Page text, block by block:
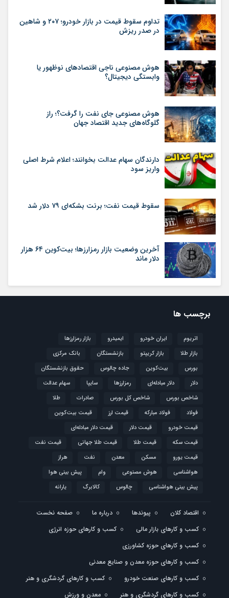
تداوم سقوط قیمت در بازار خودرو؛ ۲۰۷ و شاهین
در صدر ریزش
هوش مصنوعی ناجی اقتصادهای نوظهور یا
وابستگی دیجیتال؟
هوش مصنوعی جای نفت را گرفت؟؛ راز
گلوگاه‌های جدید اقتصاد جهان
دارندگان سهام عدالت بخوانند؛ اعلام شرط اصلی
واریز سود
سقوط قیمت نفت؛ برنت بشکه‌ای ۷۹ دلار شد
آخرین وضعیت بازار رمزارزها؛ بیت‌کوین ۶۴ هزار
دلار ماند
برچسب ها
اتریوم ایران خودرو ایمیدرو
بازار رمزارزها
بازار طلا
بازار کریپتو بازنشستگان
بانک مرکزی
بورس
بیت‌کوین جاده چالوس
حقوق بازنشستگان
دلار
دلار مبادله‌ای رمزارزها سایپا
سهام عدالت
شاخص بورس
شاخص کل بورس صادرات
طلا
فولاد
فولاد مبارکه قیمت ارز
قیمت بیت‌کوین
قیمت خودرو
قیمت دلار
قیمت دلار مبادله‌ای
قیمت سکه
قیمت طلا قیمت طلا جهانی
قیمت نفت
قیمت یورو
مسکن معدن نفت
هراز
هواشناسی
هوش مصنوعی وام
پیش بینی هوا
پیش بینی هواشناسی
چالوس کالابرگ یارانه
اقتصاد کلان پیوندها درباره ما
صفحه نخست
کسب و کارهای بازار مالی
کسب و کارهای حوزه انرژی
کسب و کارهای حوزه کشاورزی
کسب و کارهای حوزه معدن و صنایع معدنی
کسب و کارهای صنعت خودرو
کسب و کارهای گردشگری و هنر
کسب و کارهای گردشگری و هنر
معدن و ورزش